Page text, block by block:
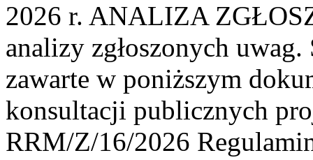
2026 r. ANALIZA
analizy zgłoszonych
zawarte w poniższym
konsultacji publicznych
RRM/Z/16/2026